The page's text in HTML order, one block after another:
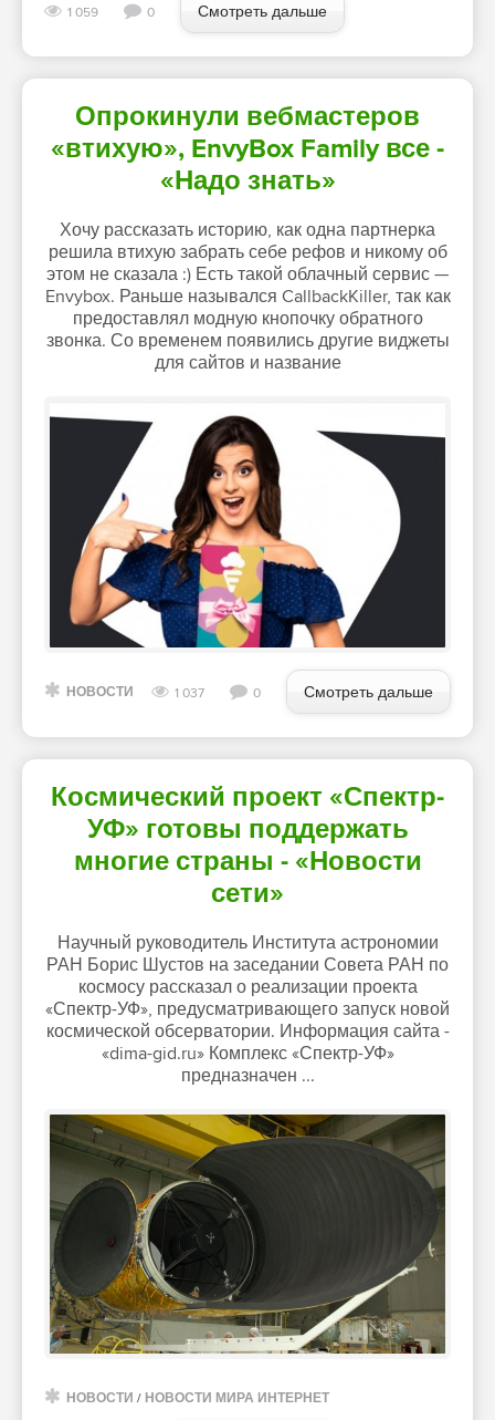
1 059 0 Смотреть дальше
Опрокинули вебмастеров
«втихую», EnvyBox Family все -
«Надо знать»
Хочу рассказать историю, как одна партнерка
решила втихую забрать себе рефов и никому об
этом не сказала :) Есть такой облачный сервис —
Envybox. Раньше назывался CallbackKiller, так как
предоставлял модную кнопочку обратного
звонка. Со временем появились другие виджеты
для сайтов и название
НОВОСТИ 1 037 0 Смотреть дальше
Космический проект «Спектр-
УФ» готовы поддержать
многие страны - «Новости
сети»
Научный руководитель Института астрономии
РАН Борис Шустов на заседании Совета РАН по
космосу рассказал о реализации проекта
«Спектр-УФ», предусматривающего запуск новой
космической обсерватории. Информация сайта -
«dima-gid.ru» Комплекс «Спектр-УФ»
предназначен ...
НОВОСТИ / НОВОСТИ МИРА ИНТЕРНЕТ